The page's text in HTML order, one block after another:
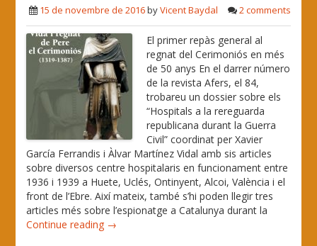
15 de novembre de 2016byVicent Baydal 2 comments
El primer repàs general al
regnat del Cerimoniós en més
de 50 anys En el darrer número
de la revista Afers, el 84,
trobareu un dossier sobre els
“Hospitals a la rereguarda
republicana durant la Guerra
Civil” coordinat per Xavier
García Ferrandis i Àlvar Martínez Vidal amb sis articles
sobre diversos centre hospitalaris en funcionament entre
1936 i 1939 a Huete, Uclés, Ontinyent, Alcoi, València i el
front de l’Ebre. Així mateix, també s’hi poden llegir tres
articles més sobre l’espionatge a Catalunya durant la
Continue reading →